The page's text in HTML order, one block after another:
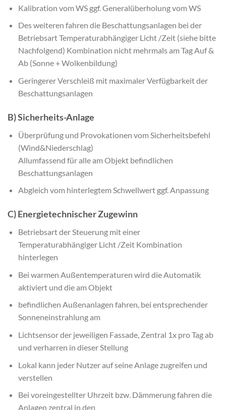
Kalibration vom WS ggf. Generalüberholung vom WS
Des weiteren fahren die Beschattungsanlagen bei der
Betriebsart Temperaturabhängiger Licht /Zeit (siehe bitte
Nachfolgend) Kombination nicht mehrmals am Tag Auf &
Ab (Sonne + Wolkenbildung)
Geringerer Verschleiß mit maximaler Verfügbarkeit der
Beschattungsanlagen
B) Sicherheits-Anlage
Überprüfung und Provokationen vom Sicherheitsbefehl
(Wind&Niederschlag)
Allumfassend für alle am Objekt befindlichen
Beschattungsanlagen
Abgleich vom hinterlegtem Schwellwert ggf. Anpassung
C) Energietechnischer Zugewinn
Betriebsart der Steuerung mit einer
Temperaturabhängiger Licht /Zeit Kombination
hinterlegen
Bei warmen Außentemperaturen wird die Automatik
aktiviert und die am Objekt
befindlichen Außenanlagen fahren, bei entsprechender
Sonneneinstrahlung am
Lichtsensor der jeweiligen Fassade, Zentral 1x pro Tag ab
und verharren in dieser Stellung
Lokal kann jeder Nutzer auf seine Anlage zugreifen und
verstellen
Bei voreingestellter Uhrzeit bzw. Dämmerung fahren die
Anlagen zentral in den